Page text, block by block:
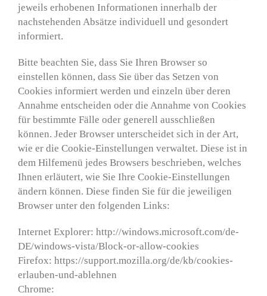
jeweils erhobenen Informationen innerhalb der
nachstehenden Absätze individuell und gesondert
informiert.
Bitte beachten Sie, dass Sie Ihren Browser so
einstellen können, dass Sie über das Setzen von
Cookies informiert werden und einzeln über deren
Annahme entscheiden oder die Annahme von Cookies
für bestimmte Fälle oder generell ausschließen
können. Jeder Browser unterscheidet sich in der Art,
wie er die Cookie-Einstellungen verwaltet. Diese ist in
dem Hilfemenü jedes Browsers beschrieben, welches
Ihnen erläutert, wie Sie Ihre Cookie-Einstellungen
ändern können. Diese finden Sie für die jeweiligen
Browser unter den folgenden Links:
Internet Explorer: http://windows.microsoft.com/de-
DE/windows-vista/Block-or-allow-cookies
Firefox: https://support.mozilla.org/de/kb/cookies-
erlauben-und-ablehnen
Chrome: